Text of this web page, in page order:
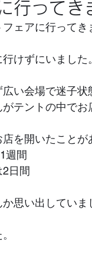
行ってき
ェアに行ってき
けずにいました。
い会場で迷子状
テントの中で
を開いたことが
週間
日間
思い出していま